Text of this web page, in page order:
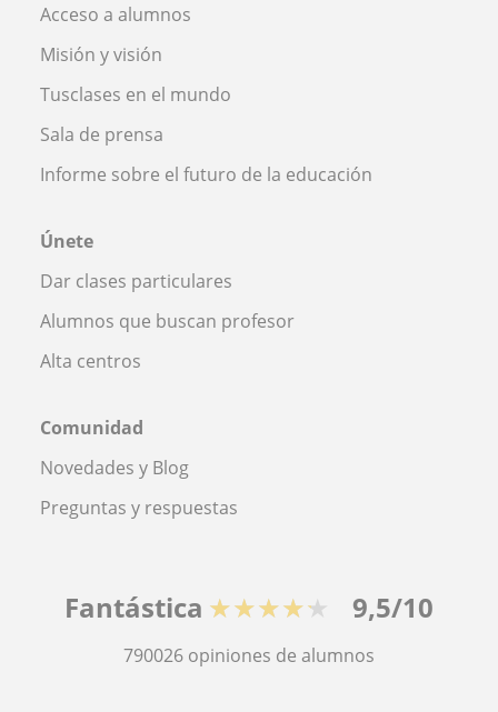
Acceso a alumnos
Misión y visión
Tusclases en el mundo
Sala de prensa
Informe sobre el futuro de la educación
Únete
Dar clases particulares
Alumnos que buscan profesor
Alta centros
Comunidad
Novedades y Blog
Preguntas y respuestas
Fantástica ★★★★★ 9,5/10
790026 opiniones de alumnos